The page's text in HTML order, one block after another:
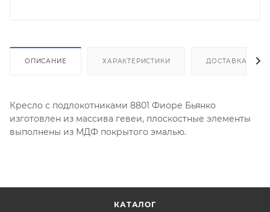
ОПИСАНИЕ ХАРАКТЕРИСТИКИ ДОСТАВКА И
Кресло с подлокотниками 8801 Фиоре Бьянко
изготовлен из массива гевеи, плоскостные элементы
выполнены из МДФ покрытого эмалью.
КАТАЛОГ